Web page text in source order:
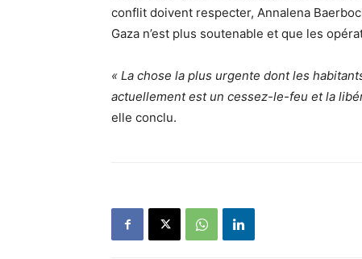
conflit doivent respecter, Annalena
Gaza n’est plus soutenable et que les
« La chose la plus urgente dont les
actuellement est un cessez-le-feu et la
elle conclu.